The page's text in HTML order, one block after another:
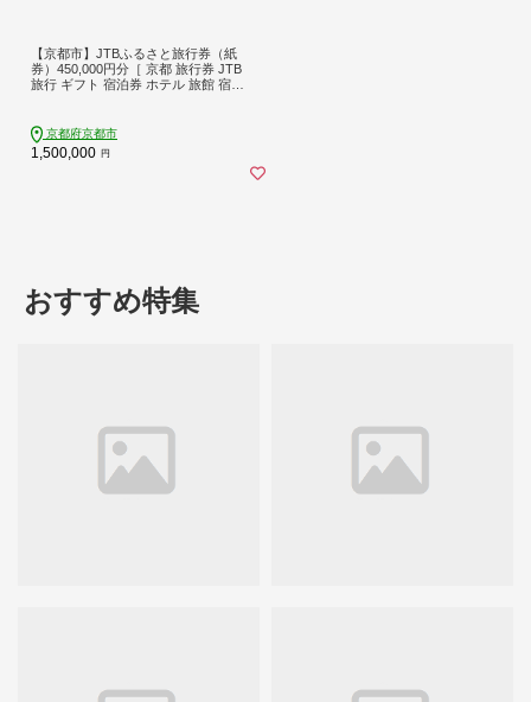
【京都市】JTBふるさと旅行券（紙
券）450,000円分［ 京都 旅行券 JTB
旅行 ギフト 宿泊券 ホテル 旅館 宿泊
京都府京都市
1,500,000 円
おすすめ特集